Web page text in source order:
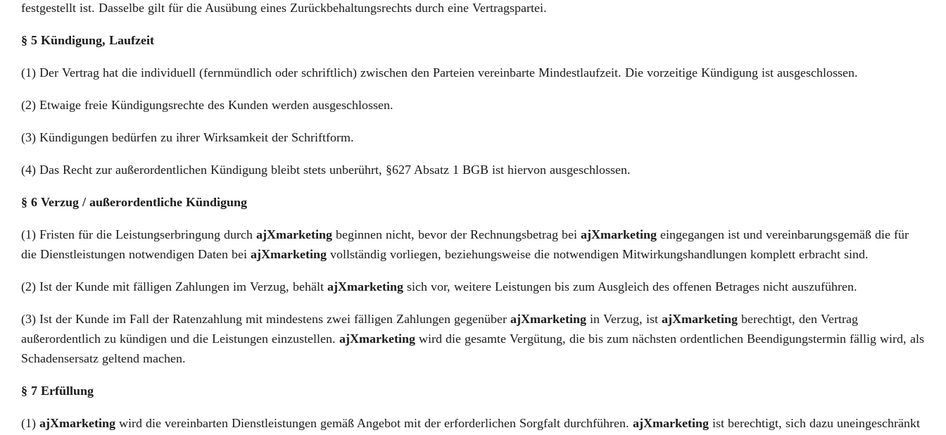
festgestellt ist. Dasselbe gilt für die Ausübung eines Zurückbehaltungsrechts durch eine Vertragspartei.
§ 5 Kündigung, Laufzeit
(1) Der Vertrag hat die individuell (fernmündlich oder schriftlich) zwischen den Parteien vereinbarte Mindestlaufzeit. Die vorzeitige Kündigung ist ausgeschlossen.
(2) Etwaige freie Kündigungsrechte des Kunden werden ausgeschlossen.
(3) Kündigungen bedürfen zu ihrer Wirksamkeit der Schriftform.
(4) Das Recht zur außerordentlichen Kündigung bleibt stets unberührt, §627 Absatz 1 BGB ist hiervon ausgeschlossen.
§ 6 Verzug / außerordentliche Kündigung
(1) Fristen für die Leistungserbringung durch ajXmarketing beginnen nicht, bevor der Rechnungsbetrag bei ajXmarketing eingegangen ist und vereinbarungsgemäß die für
die Dienstleistungen notwendigen Daten bei ajXmarketing vollständig vorliegen, beziehungsweise die notwendigen Mitwirkungshandlungen komplett erbracht sind.
(2) Ist der Kunde mit fälligen Zahlungen im Verzug, behält ajXmarketing sich vor, weitere Leistungen bis zum Ausgleich des offenen Betrages nicht auszuführen.
(3) Ist der Kunde im Fall der Ratenzahlung mit mindestens zwei fälligen Zahlungen gegenüber ajXmarketing in Verzug, ist ajXmarketing berechtigt, den Vertrag
außerordentlich zu kündigen und die Leistungen einzustellen. ajXmarketing wird die gesamte Vergütung, die bis zum nächsten ordentlichen Beendigungstermin fällig wird, als
Schadensersatz geltend machen.
§ 7 Erfüllung
(1) ajXmarketing wird die vereinbarten Dienstleistungen gemäß Angebot mit der erforderlichen Sorgfalt durchführen. ajXmarketing ist berechtigt, sich dazu uneingeschränkt